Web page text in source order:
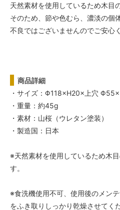
天然素材を使用しているため木目
そのため、節や色むら、濃淡の個
不良ではございませんのでご安心
商品詳細
・サイズ：Φ118×H20×上穴
・重量：約45g
・素材：山桜（ウレタン塗装）
・製造国：日本
※天然素材を使用しているため木
す。
※食洗機使用不可、使用後のメン
をふき取りしっかり乾燥させてく